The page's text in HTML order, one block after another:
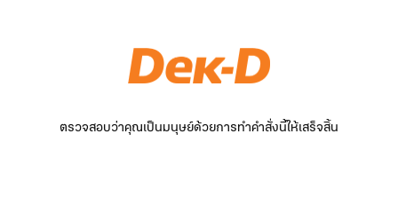
ตรวจสอบว่าคุณเป็นมนุษย์ด้วยการทำคำสั่งนี้ให้เสร็จสิ้น